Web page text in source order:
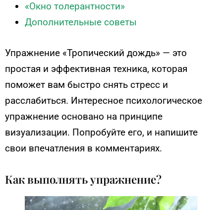
«Окно толерантности»
Дополнительные советы
Упражнение «Тропический дождь» — это
простая и эффективная техника, которая
поможет вам быстро снять стресс и
расслабиться. Интересное психологическое
упражнение основано на принципе
визуализации. Попробуйте его, и напишите
свои впечатления в комментариях.
Как выполнять упражнение?